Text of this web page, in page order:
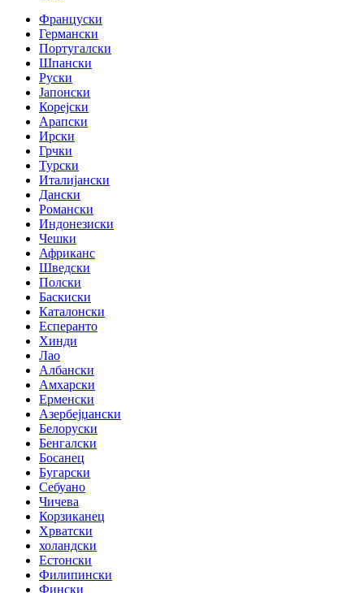
Француски
Германски
Португалски
Шпански
Руски
Јапонски
Корејски
Арапски
Ирски
Грчки
Турски
Италијански
Дански
Романски
Индонезиски
Чешки
Африканс
Шведски
Полски
Баскиски
Каталонски
Есперанто
Хинди
Лао
Албански
Амхарски
Ерменски
Азербејџански
Белоруски
Бенгалски
Босанец
Бугарски
Себуано
Чичева
Корзиканец
Хрватски
холандски
Естонски
Филипински
Фински